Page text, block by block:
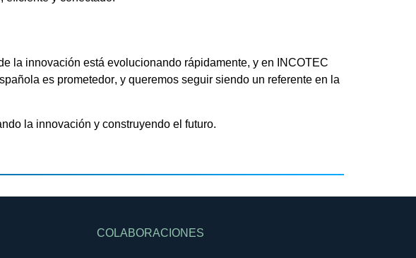
la innovación está evolucionando rápidamente, y en
INCOTEC
es prometedor, y queremos seguir siendo un referente en la
la innovación y construyendo el futuro.
COLABORACIONES